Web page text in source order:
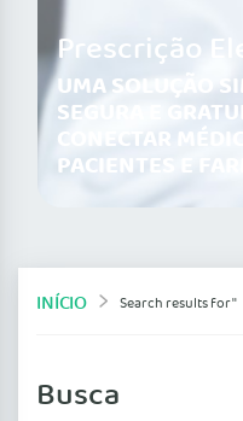
Prescrição
UMA SOLUÇÃO
SEGURA E
CONECTAR
PACIENTES E
INÍCIO Search results for ''
Busca